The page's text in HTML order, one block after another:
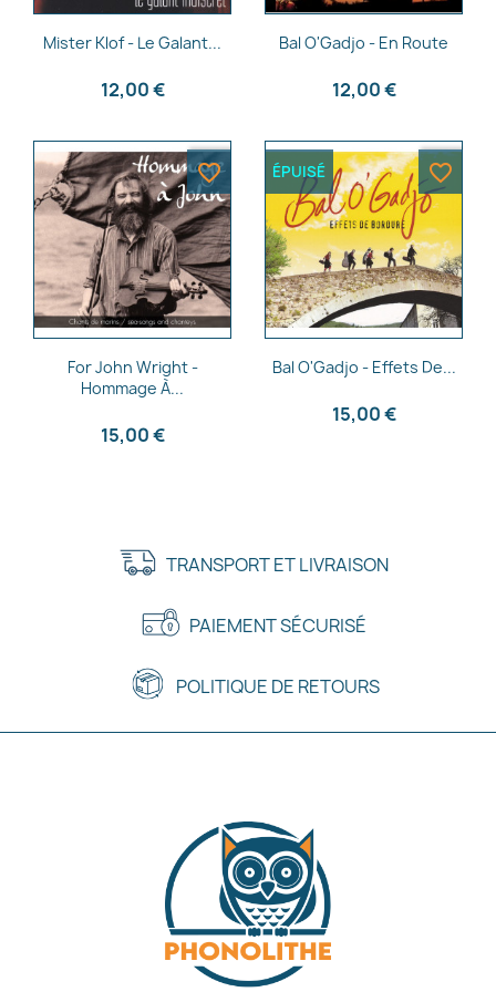
Aperçu rapide
Mister Klof - Le Galant...
12,00 €
Aperçu rapide
Bal O'Gadjo - En Route
12,00 €
Aperçu rapide
For John Wright -
Hommage À...
15,00 €
favorite_border
Aperçu rapide
Bal O'Gadjo - Effets De...
15,00 €
ÉPUISÉ favorite_border
TRANSPORT ET LIVRAISON
PAIEMENT SÉCURISÉ
POLITIQUE DE RETOURS